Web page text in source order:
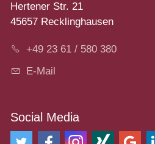
Hertener Str. 21
45657 Recklinghausen
+49 23 61 / 580 380
E-Mail
Social Media